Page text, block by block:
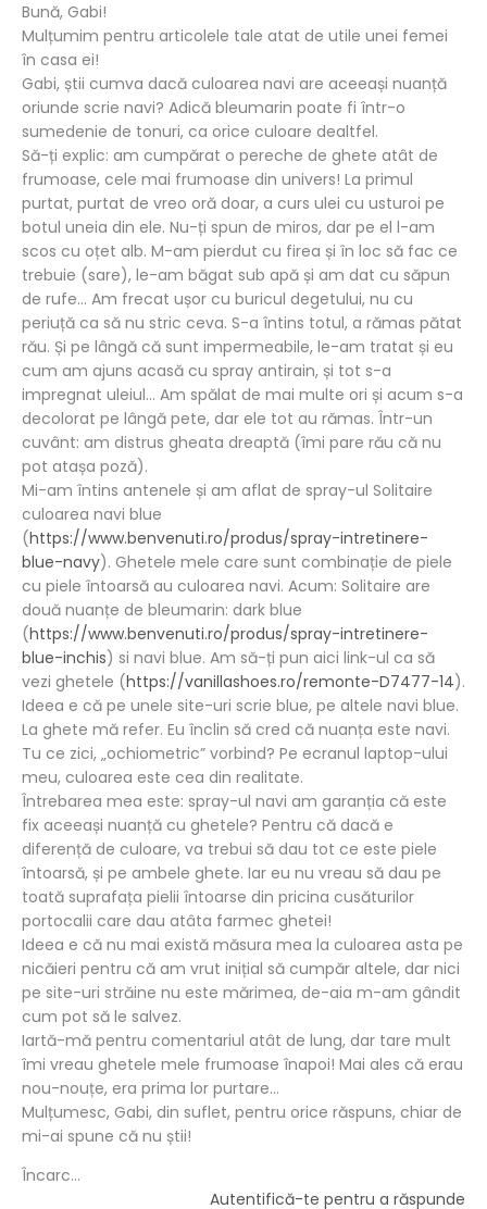
Bună, Gabi!
Mulțumim pentru articolele tale atat de utile unei femei
în casa ei!
Gabi, știi cumva dacă culoarea navi are aceeași nuanță
oriunde scrie navi? Adică bleumarin poate fi într-o
sumedenie de tonuri, ca orice culoare dealtfel.
Să-ți explic: am cumpărat o pereche de ghete atât de
frumoase, cele mai frumoase din univers! La primul
purtat, purtat de vreo oră doar, a curs ulei cu usturoi pe
botul uneia din ele. Nu-ți spun de miros, dar pe el l-am
scos cu oțet alb. M-am pierdut cu firea și în loc să fac ce
trebuie (sare), le-am băgat sub apă și am dat cu săpun
de rufe… Am frecat ușor cu buricul degetului, nu cu
periuță ca să nu stric ceva. S-a întins totul, a rămas pătat
rău. Și pe lângă că sunt impermeabile, le-am tratat și eu
cum am ajuns acasă cu spray antirain, și tot s-a
impregnat uleiul… Am spălat de mai multe ori și acum s-a
decolorat pe lângă pete, dar ele tot au rămas. Într-un
cuvânt: am distrus gheata dreaptă (îmi pare rău că nu
pot atașa poză).
Mi-am întins antenele și am aflat de spray-ul Solitaire
culoarea navi blue
(https://www.benvenuti.ro/produs/spray-intretinere-
blue-navy). Ghetele mele care sunt combinație de piele
cu piele întoarsă au culoarea navi. Acum: Solitaire are
două nuanțe de bleumarin: dark blue
(https://www.benvenuti.ro/produs/spray-intretinere-
blue-inchis) si navi blue. Am să-ți pun aici link-ul ca să
vezi ghetele (https://vanillashoes.ro/remonte-D7477-14).
Ideea e că pe unele site-uri scrie blue, pe altele navi blue.
La ghete mă refer. Eu înclin să cred că nuanța este navi.
Tu ce zici, „ochiometric” vorbind? Pe ecranul laptop-ului
meu, culoarea este cea din realitate.
Întrebarea mea este: spray-ul navi am garanția că este
fix aceeași nuanță cu ghetele? Pentru că dacă e
diferență de culoare, va trebui să dau tot ce este piele
întoarsă, și pe ambele ghete. Iar eu nu vreau să dau pe
toată suprafața pielii întoarse din pricina cusăturilor
portocalii care dau atâta farmec ghetei!
Ideea e că nu mai există măsura mea la culoarea asta pe
nicăieri pentru că am vrut inițial să cumpăr altele, dar nici
pe site-uri străine nu este mărimea, de-aia m-am gândit
cum pot să le salvez.
Iartă-mă pentru comentariul atât de lung, dar tare mult
îmi vreau ghetele mele frumoase înapoi! Mai ales că erau
nou-nouțe, era prima lor purtare…
Mulțumesc, Gabi, din suflet, pentru orice răspuns, chiar de
mi-ai spune că nu știi!
Încarc...
Autentifică-te pentru a răspunde